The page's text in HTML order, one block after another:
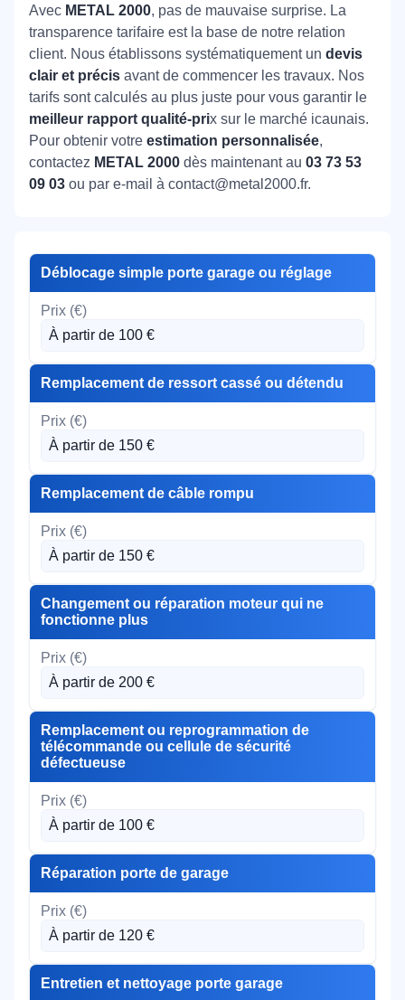
Avec METAL 2000, pas de mauvaise surprise. La
transparence tarifaire est la base de notre relation
client. Nous établissons systématiquement un devis
clair et précis avant de commencer les travaux. Nos
tarifs sont calculés au plus juste pour vous garantir le
meilleur rapport qualité-prix sur le marché icaunais.
Pour obtenir votre estimation personnalisée,
contactez METAL 2000 dès maintenant au 03 73 53
09 03 ou par e-mail à contact@metal2000.fr.
Déblocage simple porte garage ou réglage
À partir de 100 €
Remplacement de ressort cassé ou détendu
À partir de 150 €
Remplacement de câble rompu
À partir de 150 €
Changement ou réparation moteur qui ne
fonctionne plus
À partir de 200 €
Remplacement ou reprogrammation de
télécommande ou cellule de sécurité
défectueuse
À partir de 100 €
Réparation porte de garage
À partir de 120 €
Entretien et nettoyage porte garage